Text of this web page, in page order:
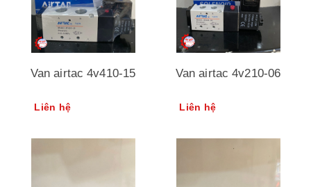
Van airtac 4v410-15
Liên hệ
Van airtac 4v210-06
Liên hệ